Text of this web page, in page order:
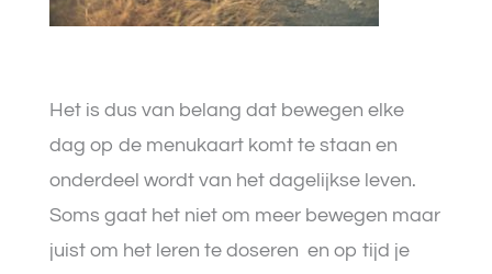
Het is dus van belang dat bewegen elke
dag op de menukaart komt te staan en
onderdeel wordt van het dagelijkse leven.
Soms gaat het niet om meer bewegen maar
juist om het leren te doseren en op tijd je